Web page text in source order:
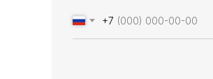
+7